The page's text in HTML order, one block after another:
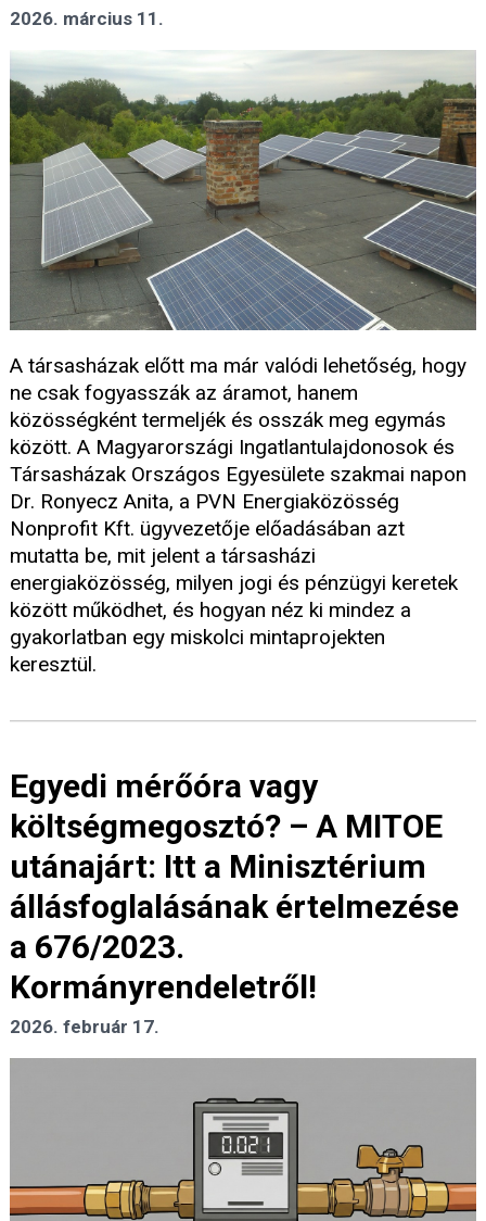
2026. március 11.
A társasházak előtt ma már valódi lehetőség, hogy
ne csak fogyasszák az áramot, hanem
közösségként termeljék és osszák meg egymás
között. A Magyarországi Ingatlantulajdonosok és
Társasházak Országos Egyesülete szakmai napon
Dr. Ronyecz Anita, a PVN Energiaközösség
Nonprofit Kft. ügyvezetője előadásában azt
mutatta be, mit jelent a társasházi
energiaközösség, milyen jogi és pénzügyi keretek
között működhet, és hogyan néz ki mindez a
gyakorlatban egy miskolci mintaprojekten
keresztül.
Egyedi mérőóra vagy
költségmegosztó? – A MITOE
utánajárt: Itt a Minisztérium
állásfoglalásának értelmezése
a 676/2023.
Kormányrendeletről!
2026. február 17.